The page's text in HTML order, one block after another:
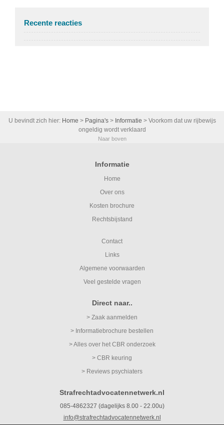
Recente reacties
U bevindt zich hier: Home > Pagina's> Informatie > Voorkom dat uw rijbewijs
ongeldig wordt verklaard
Naar boven
Informatie
Home
Over ons
Kosten brochure
Rechtsbijstand
Contact
Links
Algemene voorwaarden
Veel gestelde vragen
Direct naar..
> Zaak aanmelden
> Informatiebrochure bestellen
> Alles over het CBR onderzoek
> CBR keuring
> Reviews psychiaters
Strafrechtadvocatennetwerk.nl
085-4862327 (dagelijks 8.00 - 22.00u)
info@strafrechtadvocatennetwerk.nl